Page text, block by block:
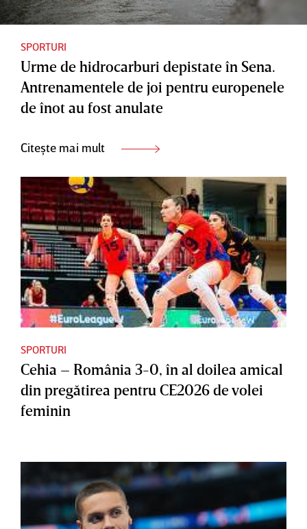
SPORTURI
Urme de hidrocarburi depistate în Sena.
Antrenamentele de joi pentru europenele
de înot au fost anulate
Citește mai mult
SPORTURI
Cehia – România 3-0, în al doilea amical
din pregătirea pentru CE2026 de volei
feminin